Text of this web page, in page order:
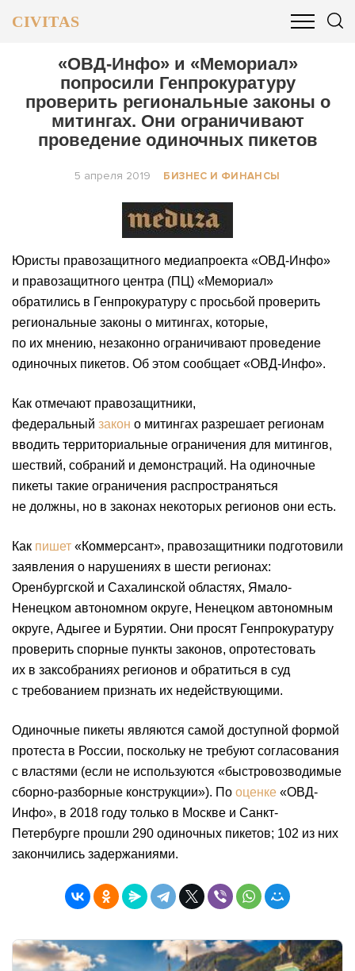
CIVITAS
ОБЩЕСТВО БИЗНЕС И ФИНАНСЫ
«ОВД-Инфо» и «Мемориал»
попросили Генпрокуратуру
проверить региональные законы о
митингах. Они ограничивают
проведение одиночных пикетов
5 апреля 2019 БИЗНЕС И ФИНАНСЫ
Юристы правозащитного медиапроекта «ОВД-Инфо»
и правозащитного центра (ПЦ) «Мемориал»
обратились в Генпрокуратуру с просьбой проверить
региональные законы о митингах, которые,
по их мнению, незаконно ограничивают проведение
одиночных пикетов. Об этом сообщает «ОВД-Инфо».
Как отмечают правозащитники,
федеральный закон о митингах разрешает регионам
вводить территориальные ограничения для митингов,
шествий, собраний и демонстраций. На одиночные
пикеты такие ограничения распространяться
не должны, но в законах некоторых регионов они есть.
Как пишет «Коммерсант», правозащитники подготовили
заявления о нарушениях в шести регионах:
Оренбургской и Сахалинской областях, Ямало-
Ненецком автономном округе, Ненецком автономным
округе, Адыгее и Бурятии. Они просят Генпрокуратуру
проверить спорные пункты законов, опротестовать
их в заксобраниях регионов и обратиться в суд
с требованием признать их недействующими.
Одиночные пикеты являются самой доступной формой
протеста в России, поскольку не требуют согласования
с властями (если не используются «быстровозводимые
сборно-разборные конструкции»). По оценке «ОВД-
Инфо», в 2018 году только в Москве и Санкт-
Петербурге прошли 290 одиночных пикетов; 102 из них
закончились задержаниями.